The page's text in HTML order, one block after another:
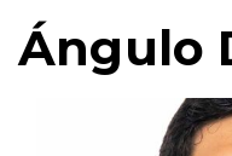
Ángulo